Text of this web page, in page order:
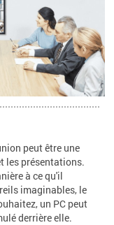
peut être une
les présentations.
à ce qu'il
imaginables, le
un PC peut
derrière elle.